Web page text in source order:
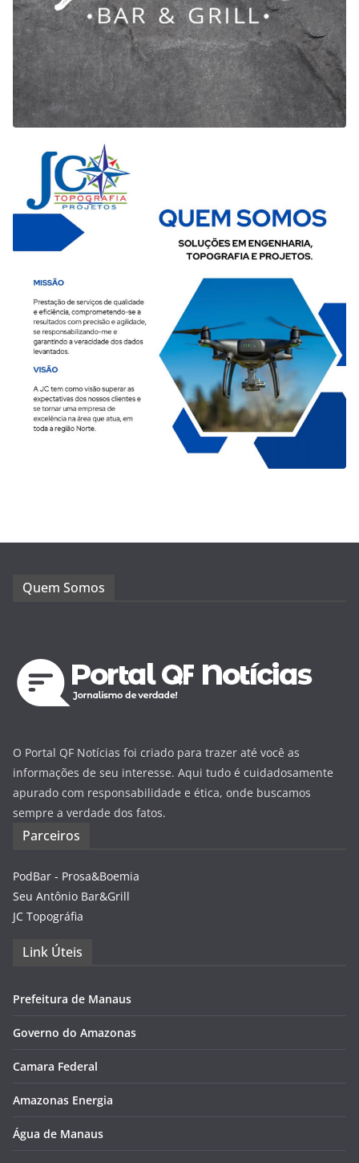
Quem Somos
O Portal QF Notícias foi criado para trazer até você as
informações de seu interesse. Aqui tudo é cuidadosamente
apurado com responsabilidade e ética, onde buscamos
sempre a verdade dos fatos.
Parceiros
PodBar - Prosa&Boemia
Seu Antônio Bar&Grill
JC Topográfia
Link Úteis
Prefeitura de Manaus
Governo do Amazonas
Camara Federal
Amazonas Energia
Água de Manaus